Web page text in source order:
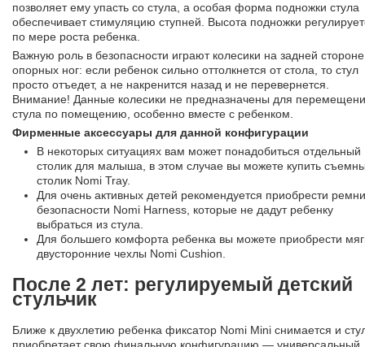
позволяет ему упасть со стула, а особая форма подножки стула
обеспечивает стимуляцию ступней. Высота подножки
по мере роста ребенка.
Важную роль в безопасности играют колесики на задней стороне
опорных ног: если ребенок сильно оттолкнется от стола, то стул
просто отъедет, а не накренится назад и не перевернется.
Внимание! Данные колесики не предназначены для
стула по помещению, особенно вместе с ребенком.
Фирменные аксессуары для данной конфигурации
В некоторых ситуациях вам может понадобиться отдельный
столик для малыша, в этом случае вы можете купить
столик Nomi Tray.
Для очень активных детей рекомендуется приобрести ремни
безопасности Nomi Harness, которые не дадут ребенку
выбраться из стула.
Для большего комфорта ребенка вы можете приобрести
двусторонние чехлы Nomi Cushion.
После 2 лет: регулируемый детский
стульчик
Ближе к двухлетию ребенка фиксатор Nomi Mini снимается и